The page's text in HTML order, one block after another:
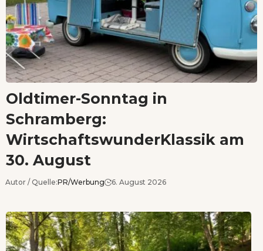
Oldtimer-Sonntag in
Schramberg:
WirtschaftswunderKlassik am
30. August
Autor / Quelle:PR/Werbung 6. August 2026